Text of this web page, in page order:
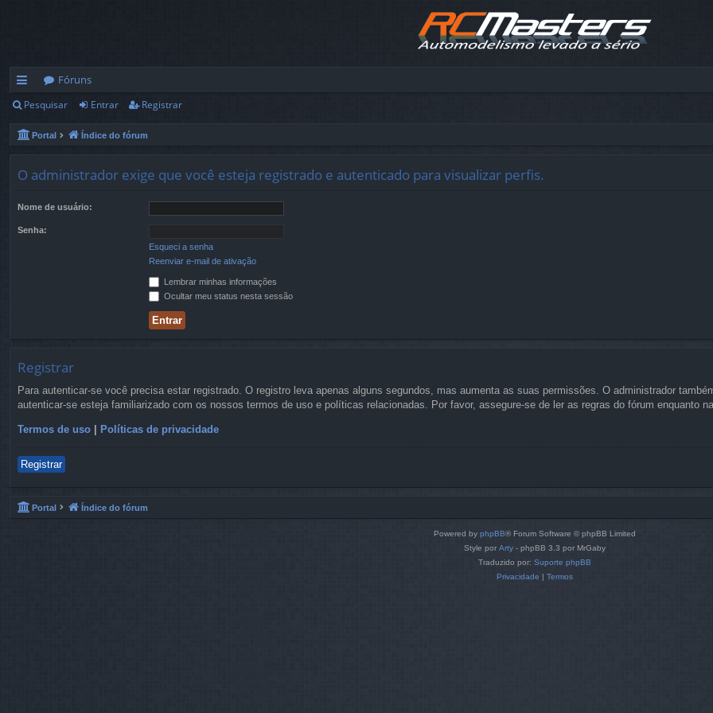
in
ks
pi
d
os
Fóruns
Pesquisar Entrar Registrar
Portal Índice do fórum
O administrador exige que você esteja registrado e autenticado para visualizar perfis.
Nome de usuário:
Senha:
Esqueci a senha
Reenviar e-mail de ativação
Lembrar minhas informações
Ocultar meu status nesta sessão
Registrar
Para autenticar-se você precisa estar registrado. O registro leva apenas alguns segundos, mas aumenta as suas permissões. O administrador
autenticar-se esteja familiarizado com os nossos termos de uso e políticas relacionadas. Por favor, assegure-se de ler as regras do fórum enquanto
Termos de uso | Políticas de privacidade
Registrar
Portal Índice do fórum
Powered by phpBB® Forum Software © phpBB Limited
Style por Arty - phpBB 3.3 por MrGaby
Traduzido por: Suporte phpBB
Privacidade | Termos